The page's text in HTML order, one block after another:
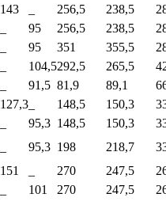
143 256,5 238,5
95 256,5 238,5
95 351 355,5
104,5292,5 265,5
91,5 81,9 89,1
127,3 148,5 150,3
95,3 148,5 150,3
95,3 198 218,7
151 270 247,5
101 270 247,5